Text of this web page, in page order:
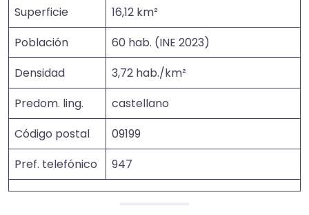
Superficie
16,12 km²
Población
60 hab. (INE 2023)
Densidad
3,72 hab./km²
Predom. ling.
castellano
Código postal
09199
Pref. telefónico
947